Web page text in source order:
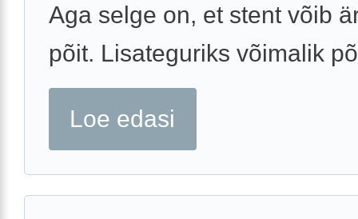
Aga selge on, et stent võib
põit. Lisateguriks võimalik
Loe edasi